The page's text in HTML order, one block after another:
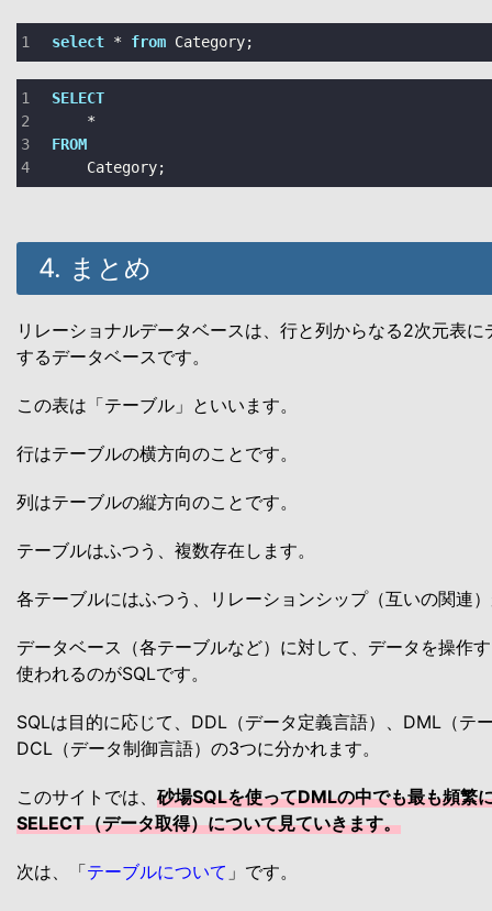
select * from Category;
SELECT
*
FROM
    Category;
4. まとめ
リレーショナルデータベースは、行と列からなる2次元表に
するデータベースです。
この表は「テーブル」といいます。
行はテーブルの横方向のことです。
列はテーブルの縦方向のことです。
テーブルはふつう、複数存在します。
各テーブルにはふつう、リレーションシップ（互いの関連
データベース（各テーブルなど）に対して、データを操作
使われるのがSQLです。
SQLは目的に応じて、DDL（データ定義言語）、DML（テ
DCL（データ制御言語）の3つに分かれます。
このサイトでは、 砂場SQLを使ってDMLの中でも最も頻繁
SELECT（データ取得）について見ていきます。
次は、「テーブルについて 」です。